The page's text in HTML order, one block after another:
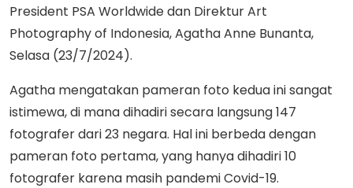
President PSA Worldwide dan Direktur Art
Photography of Indonesia, Agatha Anne Bunanta,
Selasa (23/7/2024).
Agatha mengatakan pameran foto kedua ini sangat
istimewa, di mana dihadiri secara langsung 147
fotografer dari 23 negara. Hal ini berbeda dengan
pameran foto pertama, yang hanya dihadiri 10
fotografer karena masih pandemi Covid-19.